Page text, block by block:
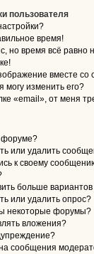
пользователя
время!
но время всё равно
вместе
могу изменить его?
«email», от меня
форуме?
или удалить
к своему
больше вариантов
или удалить опрос?
некоторые форумы?
вложения?
сообщения